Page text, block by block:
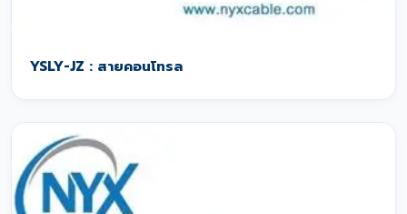
YSLY-JZ : สายคอนโทรล